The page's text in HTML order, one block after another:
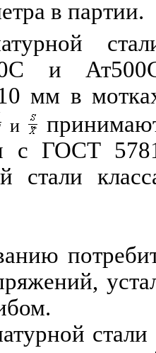
в партии.
С и Ат50
мм в
и прин
с ГОСТ
стали